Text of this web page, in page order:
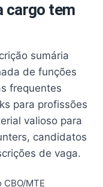
cargo tem
sumária
de funções
frequentes
para profissões
valioso para
candidatos
de vaga.
CBO/MTE